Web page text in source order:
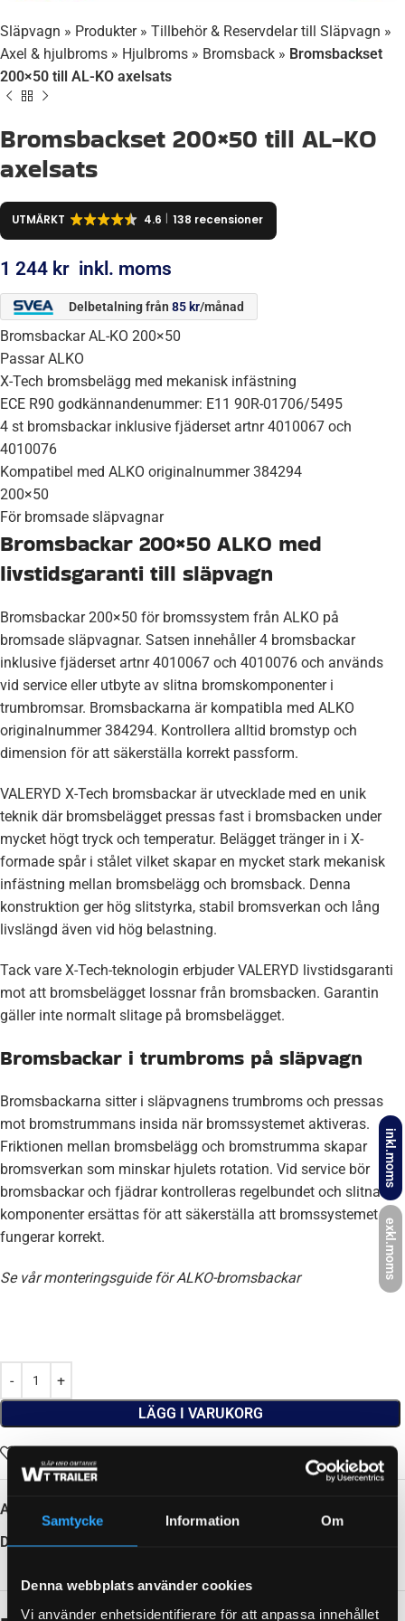
Samtycke Information Om
Denna webbplats använder cookies
Vi använder enhetsidentifierare för att anpassa innehållet
inkl.moms
exkl.moms
Släpvagn » Produkter» Tillbehör & Reservdelar till Släpvagn »
Axel & hjulbroms » Hjulbroms » Bromsback » Bromsbackset
200×50 till AL-KO axelsats
Bromsbackset 200×50 till AL-KO
axelsats
UTMÄRKT 4.6 138 recensioner
1 244 kr inkl. moms
Delbetalning från 85 kr/månad
Bromsbackar AL-KO 200×50
Passar ALKO
X-Tech bromsbelägg med mekanisk infästning
ECE R90 godkännandenummer: E11 90R-01706/5495
4 st bromsbackar inklusive fjäderset artnr 4010067 och
4010076
Kompatibel med ALKO originalnummer 384294
200×50
För bromsade släpvagnar
Bromsbackar 200×50 ALKO med
livstidsgaranti till släpvagn
Bromsbackar 200×50 för bromssystem från ALKO på
bromsade släpvagnar. Satsen innehåller 4 bromsbackar
inklusive fjäderset artnr 4010067 och 4010076 och används
vid service eller utbyte av slitna bromskomponenter i
trumbromsar. Bromsbackarna är kompatibla med ALKO
originalnummer 384294. Kontrollera alltid bromstyp och
dimension för att säkerställa korrekt passform.
VALERYD X-Tech bromsbackar är utvecklade med en unik
teknik där bromsbelägget pressas fast i bromsbacken under
mycket högt tryck och temperatur. Belägget tränger in i X-
formade spår i stålet vilket skapar en mycket stark mekanisk
infästning mellan bromsbelägg och bromsback. Denna
konstruktion ger hög slitstyrka, stabil bromsverkan och lång
livslängd även vid hög belastning.
Tack vare X-Tech-teknologin erbjuder VALERYD livstidsgaranti
mot att bromsbelägget lossnar från bromsbacken. Garantin
gäller inte normalt slitage på bromsbelägget.
Bromsbackar i trumbroms på släpvagn
Bromsbackarna sitter i släpvagnens trumbroms och pressas
mot bromstrummans insida när bromssystemet aktiveras.
Friktionen mellan bromsbelägg och bromstrumma skapar
bromsverkan som minskar hjulets rotation. Vid service bör
bromsbackar och fjädrar kontrolleras regelbundet och slitna
komponenter ersättas för att säkerställa att bromssystemet
fungerar korrekt.
Se vår monteringsguide för ALKO-bromsbackar
LÄGG I VARUKORG
Artikelnr:
Dela:
Beskrivning